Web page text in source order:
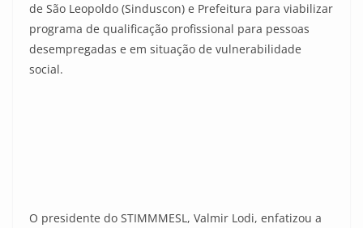
de São Leopoldo (Sinduscon) e Prefeitura para viabilizar
programa de qualificação profissional para pessoas
desempregadas e em situação de vulnerabilidade
social.
O presidente do STIMMMESL, Valmir Lodi, enfatizou a